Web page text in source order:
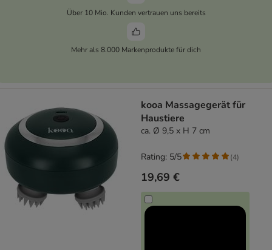
Über 10 Mio. Kunden vertrauen uns bereits
Mehr als 8.000 Markenprodukte für dich
kooa Massagegerät für
Haustiere
ca. Ø 9,5 x H 7 cm
19,69 €
Rating: 5/5 (4)